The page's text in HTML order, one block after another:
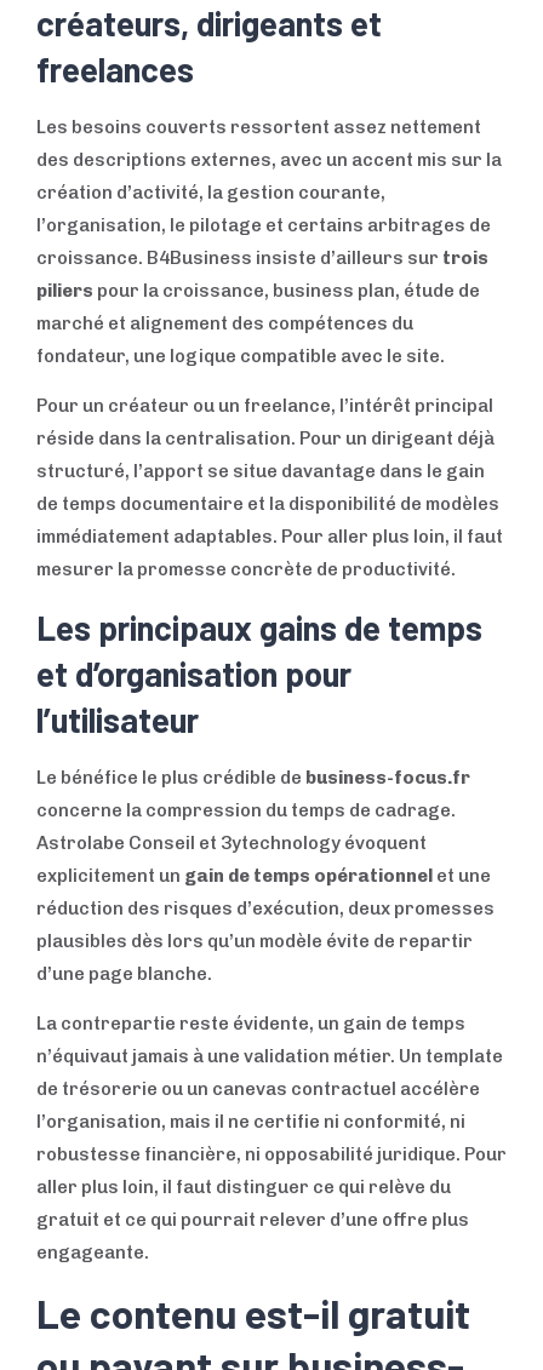
créateurs, dirigeants et
freelances
Les besoins couverts ressortent assez nettement
des descriptions externes, avec un accent mis sur la
création d’activité, la gestion courante,
l’organisation, le pilotage et certains arbitrages de
croissance. B4Business insiste d’ailleurs sur trois
piliers pour la croissance, business plan, étude de
marché et alignement des compétences du
fondateur, une logique compatible avec le site.
Pour un créateur ou un freelance, l’intérêt principal
réside dans la centralisation. Pour un dirigeant déjà
structuré, l’apport se situe davantage dans le gain
de temps documentaire et la disponibilité de modèles
immédiatement adaptables. Pour aller plus loin, il faut
mesurer la promesse concrète de productivité.
Les principaux gains de temps
et d’organisation pour
l’utilisateur
Le bénéfice le plus crédible de business-focus.fr
concerne la compression du temps de cadrage.
Astrolabe Conseil et 3ytechnology évoquent
explicitement un gain de temps opérationnel et une
réduction des risques d’exécution, deux promesses
plausibles dès lors qu’un modèle évite de repartir
d’une page blanche.
La contrepartie reste évidente, un gain de temps
n’équivaut jamais à une validation métier. Un template
de trésorerie ou un canevas contractuel accélère
l’organisation, mais il ne certifie ni conformité, ni
robustesse financière, ni opposabilité juridique. Pour
aller plus loin, il faut distinguer ce qui relève du
gratuit et ce qui pourrait relever d’une offre plus
engageante.
Le contenu est-il gratuit